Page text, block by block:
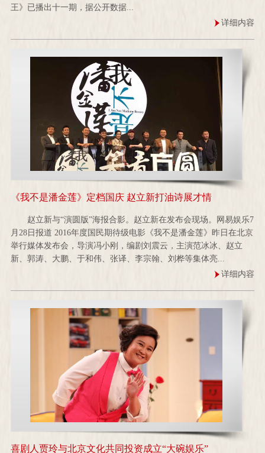
王》已播出十一期，据公开数据...
详细内容
《我不是潘金莲》定档国庆 赵立新打油诗展才情
赵立新与“演圆版”海报合影。赵立新在发布会现场。网易娱乐7
月28日报道 2016年度国民期待级电影《我不是潘金莲》昨日在北京
举行媒体发布会，导演冯小刚，编剧刘震云，主演范冰冰、赵立
新、郭涛、大鹏、于和伟、张译、李宗翰、刘桦等集体亮...
详细内容
喜剧人贾玲与北京文化共同投资成立“大碗娱乐”